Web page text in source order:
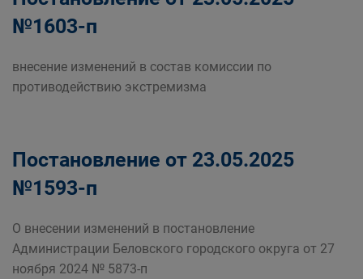
№1603-п
внесение изменений в состав комиссии по
противодействию экстремизма
Постановление от 23.05.2025
№1593-п
О внесении изменений в постановление
Администрации Беловского городского округа от 27
ноября 2024 № 5873-п